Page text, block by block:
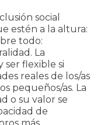
social
estén a la altura:
todo:
La
ser flexible si
reales de los/as
pequeños/as. La
o su valor se
de